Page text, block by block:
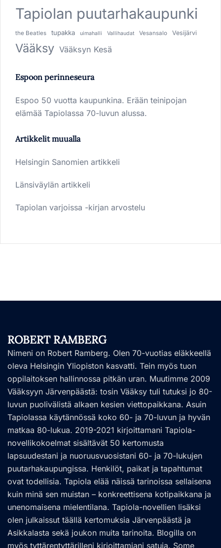
Tapiolan puutarhakaupunki
the Beatles tupakka uimahalli Vallihaudat Vesansalo Vesijärvi
Vääksy Vääksyn Kesä
Espoon perinneseura
Espoo 50 vuotta kaupunkina. Erään teinipojan
elämää Tapiolassa 70-luvun alussa.
Artikkelit muualla
Helsingin Sanomien artikkeli
Länsiväylän artikkeli
Tapiolan varjoissa -kirjan arvostelu
ROBERT RAMBERG
Nimeni on Robert Ramberg. Olen 70-vuotias eläkkeellä
oleva Helsingin Yliopiston kasvatti. Tein myös tuon
oppilaitoksen hallinnossa pitkän uran. Muutimme 2009
Vääksyyn Järvenpäästä: tosin Vääksy tuli tutuksi jo 80-
luvun puolivälistä alkaen kesien viettopaikkana. Asuin
Tapiolassa käytännössä koko 60- ja 70-luvun ja hyvän
matkaa 80-lukua. 2019-2021 kirjoittamani Tapiola-
novellikokoelmat sisältävät 50 kertomusta
lapsuudestani ja nuoruusvuosistani 60- ja 70-lukujen
puutarhakaupungissa. Henkilöt, paikat ja tapahtumat
ovat todellisia. Tapiola elää näissä tarinoissa sellaisena
kuin minä sen muistan – konkreettisena kotipaikkana ja
unenomaisena mielentilana. Tapiola-novellien lisäksi
olen julkaissut täällä kertomuksia Järvenpäästä ja
Asikkalasta sekä joukon muita tarinoita. Blogilla on
myös tyttärentyttärilleni kirjoittamiani satuja. Some